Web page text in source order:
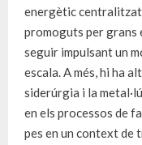
energètic
promoguts per grans
seguir impulsant un
escala. A més, hi ha
siderúrgia i la
en els processos de
pes en un context de